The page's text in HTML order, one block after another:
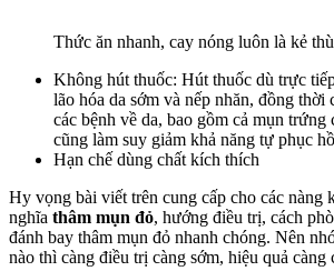
Thức ăn nhanh, cay nóng luôn là kẻ
Không hút thuốc: Hút thuốc dù trực
lão hóa da sớm và nếp nhăn, đồng thời
các bệnh về da, bao gồm cả mụn trứng
cũng làm suy giảm khả năng tự phục
Hạn chế dùng chất kích thích
Hy vọng bài viết trên cung cấp cho các nàng
nghĩa thâm mụn đỏ, hướng điều trị, cách
đánh bay thâm mụn đỏ nhanh chóng. Nên
nào thì càng điều trị càng sớm, hiệu quả càng